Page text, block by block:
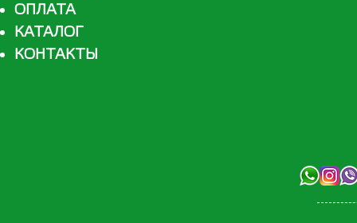
ОПЛАТА
КАТАЛОГ
КОНТАКТЫ